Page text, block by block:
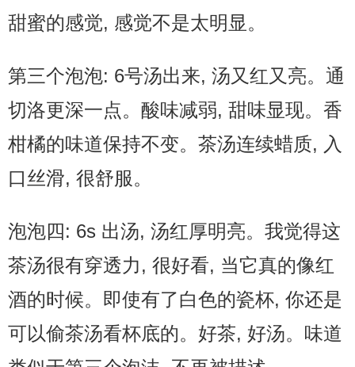
甜蜜的感觉, 感觉不是太明显。
第三个泡泡: 6号汤出来, 汤又红又亮。通
切洛更深一点。酸味减弱, 甜味显现。香
柑橘的味道保持不变。茶汤连续蜡质, 入
口丝滑, 很舒服。
泡泡四: 6s 出汤, 汤红厚明亮。我觉得这
茶汤很有穿透力, 很好看, 当它真的像红
酒的时候。即使有了白色的瓷杯, 你还是
可以偷茶汤看杯底的。好茶, 好汤。味道